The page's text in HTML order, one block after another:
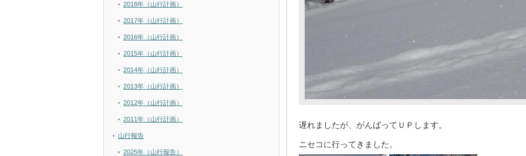
遅れましたが、がんばってＵＰします。
ニセコに行ってきました。
2018年（山行計画）
2017年（山行計画）
2016年（山行計画）
2015年（山行計画）
2014年（山行計画）
2013年（山行計画）
2012年（山行計画）
2011年（山行計画）
山行報告
2025年（山行報告）